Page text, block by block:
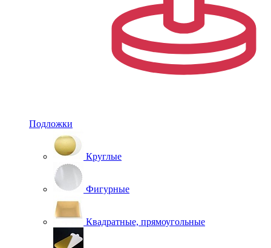
Подложки
Круглые
Фигурные
Квадратные, прямоугольные